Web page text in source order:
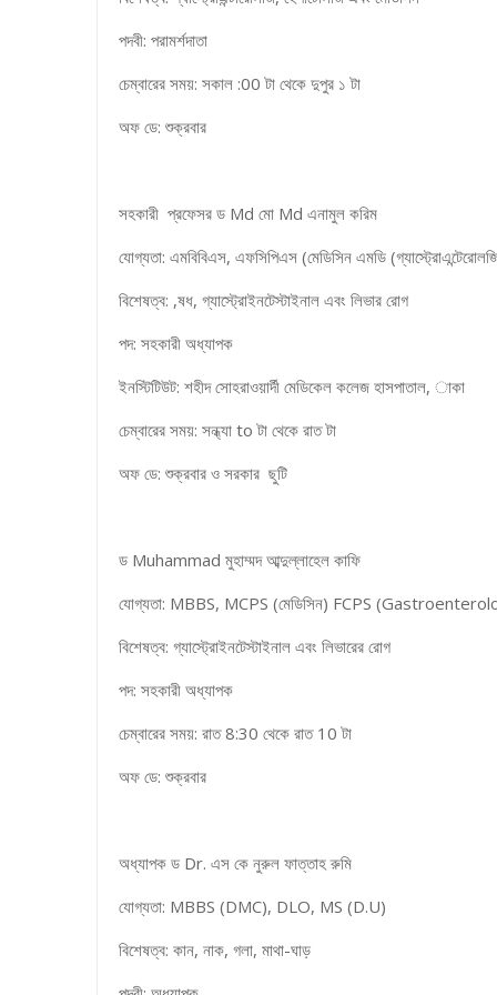
পদবী: পরামর্শদাতা
চেম্বারের সময়: সকাল :00 টা থেকে দুপুর ১ টা
অফ ডে: শুক্রবার
সহকারী প্রফেসর ড Md মো Md এনামুল করিম
যোগ্যতা: এমবিবিএস, এফসিপিএস (মেডিসিন এমডি
বিশেষত্ব: ,ষধ, গ্যাস্ট্রোইনটেস্টাইনাল এবং লিভার রোগ
পদ: সহকারী অধ্যাপক
ইনস্টিটিউট: শহীদ সোহরাওয়ার্দী মেডিকেল কলেজ হাসপাতাল, াকা
চেম্বারের সময়: সন্ধ্যা to টা থেকে রাত টা
অফ ডে: শুক্রবার ও সরকার ছুটি
ড Muhammad মুহাম্মদ আব্দুল্লাহেল কাফি
যোগ্যতা: MBBS, MCPS (মেডিসিন) FCPS
বিশেষত্ব: গ্যাস্ট্রোইনটেস্টাইনাল এবং লিভারের রোগ
পদ: সহকারী অধ্যাপক
চেম্বারের সময়: রাত 8:30 থেকে রাত 10 টা
অফ ডে: শুক্রবার
অধ্যাপক ড Dr. এস কে নুরুল ফাত্তাহ রুমি
যোগ্যতা: MBBS (DMC), DLO, MS (D.U)
বিশেষত্ব: কান, নাক, গলা, মাথা-ঘাড়